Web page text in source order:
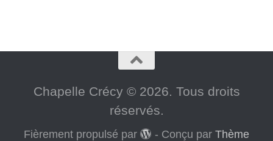
Chapelle Crécy © 2026. Tous droits
réservés.
Fièrement propulsé par - Conçu par Thème